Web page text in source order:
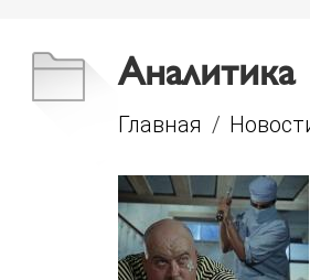
Аналитика
Главная /